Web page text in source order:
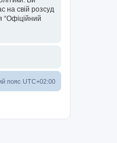
на свій розсуд
“Офіційний
пояс UTC+02:00